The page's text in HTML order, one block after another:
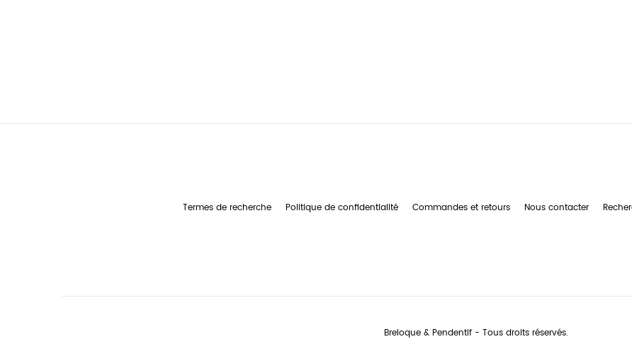
Termes de recherche Politique de confidentialité Commandes et retours Nous contacter
Breloque & Pendentif - Tous droits réservés.